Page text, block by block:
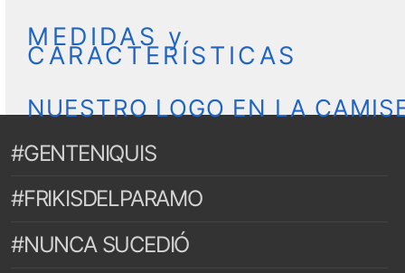
MEDIDAS y
CARACTERÍSTICAS
NUESTRO LOGO EN LA
#GENTENIQUIS
#FRIKISDELPARAMO
#NUNCA SUCEDIÓ